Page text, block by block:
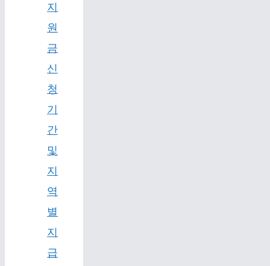
지
원
금
신
청
기
간
및
지
역
별
지
급